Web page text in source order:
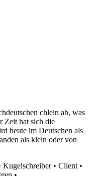
chlein ab, was
Zeit hat sich die
heute im Deutschen als
als klein oder von
Kugelschreiber• Client •